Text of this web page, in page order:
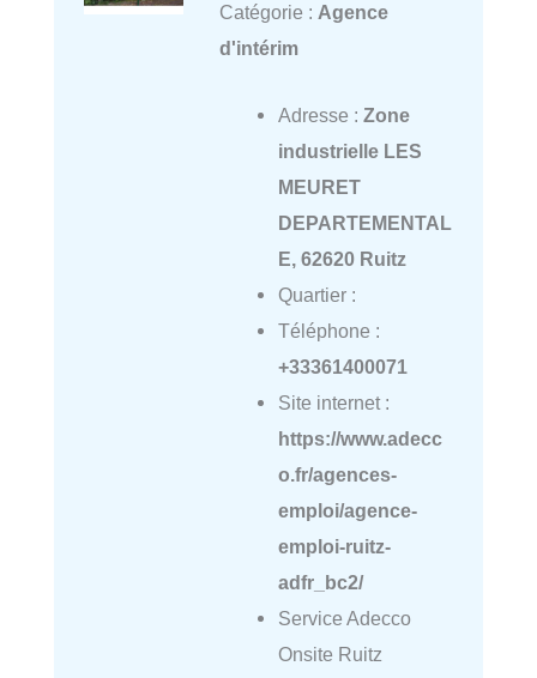
Catégorie : Agence
d'intérim
Adresse : Zone
industrielle LES
MEURET
DEPARTEMENTAL
E, 62620 Ruitz
Quartier :
Téléphone :
+33361400071
Site internet :
https://www.adecc
o.fr/agences-
emploi/agence-
emploi-ruitz-
adfr_bc2/
Service Adecco
Onsite Ruitz